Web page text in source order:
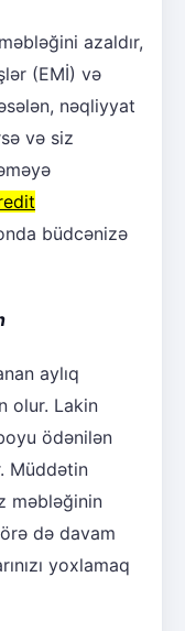
məbləğini azaldır,
(EMİ) və
nəqliyyat
və siz
büdcənizə
aylıq
olur. Lakin
ödənilən
Müddətin
məbləğinin
də davam
yoxlamaq